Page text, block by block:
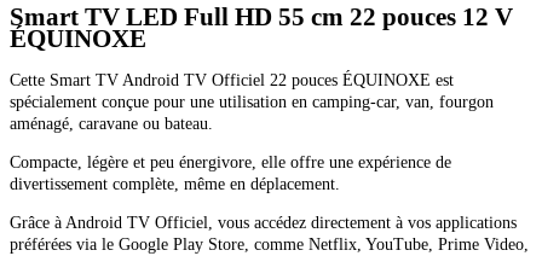
Smart TV LED Full HD 55 cm 22 pouces 12 V
ÉQUINOXE
Cette Smart TV Android TV Officiel 22 pouces ÉQUINOXE est
spécialement conçue pour une utilisation en camping-car, van, fourgon
aménagé, caravane ou bateau.
Compacte, légère et peu énergivore, elle offre une expérience de
divertissement complète, même en déplacement.
Grâce à Android TV Officiel, vous accédez directement à vos applications
préférées via le Google Play Store, comme Netflix, YouTube, Prime Video,